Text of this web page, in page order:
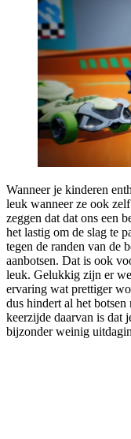
Wanneer je kinderen
leuk wanneer ze ook
zeggen dat dat ons een
het lastig om de slag te
tegen de randen van de
aanbotsen. Dat is ook
leuk. Gelukkig zijn er
ervaring wat prettiger
dus hindert al het
keerzijde daarvan is dat
bijzonder weinig